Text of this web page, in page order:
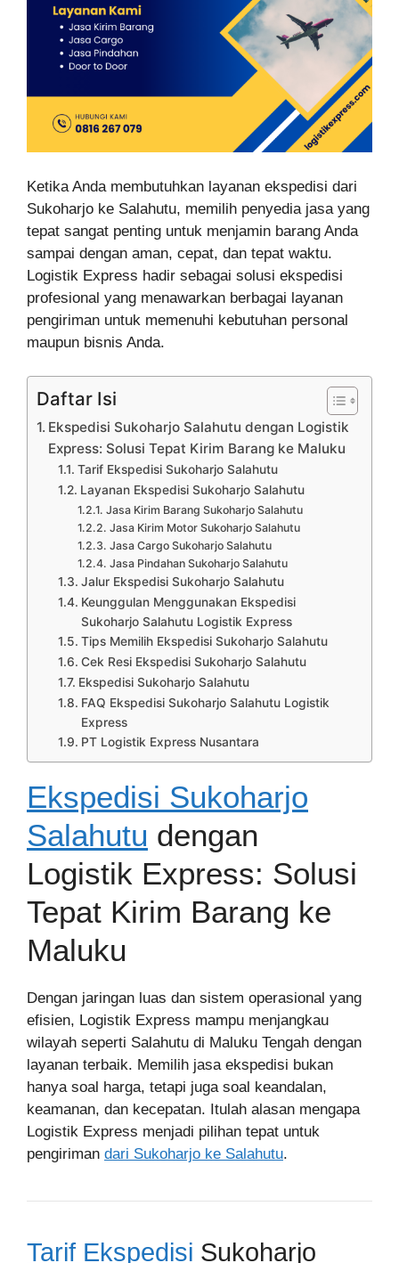
Ketika Anda membutuhkan layanan ekspedisi dari
Sukoharjo ke Salahutu, memilih penyedia jasa yang
tepat sangat penting untuk menjamin barang Anda
sampai dengan aman, cepat, dan tepat waktu.
Logistik Express hadir sebagai solusi ekspedisi
profesional yang menawarkan berbagai layanan
pengiriman untuk memenuhi kebutuhan personal
maupun bisnis Anda.
Daftar Isi
Ekspedisi Sukoharjo Salahutu dengan Logistik
Express: Solusi Tepat Kirim Barang ke Maluku
Tarif Ekspedisi Sukoharjo Salahutu
Layanan Ekspedisi Sukoharjo Salahutu
Jasa Kirim Barang Sukoharjo Salahutu
Jasa Kirim Motor Sukoharjo Salahutu
Jasa Cargo Sukoharjo Salahutu
Jasa Pindahan Sukoharjo Salahutu
Jalur Ekspedisi Sukoharjo Salahutu
Keunggulan Menggunakan Ekspedisi
Sukoharjo Salahutu Logistik Express
Tips Memilih Ekspedisi Sukoharjo Salahutu
Cek Resi Ekspedisi Sukoharjo Salahutu
Ekspedisi Sukoharjo Salahutu
FAQ Ekspedisi Sukoharjo Salahutu Logistik
Express
PT Logistik Express Nusantara
Ekspedisi Sukoharjo
Salahutu dengan
Logistik Express: Solusi
Tepat Kirim Barang ke
Maluku
Dengan jaringan luas dan sistem operasional yang
efisien, Logistik Express mampu menjangkau
wilayah seperti Salahutu di Maluku Tengah dengan
layanan terbaik. Memilih jasa ekspedisi bukan
hanya soal harga, tetapi juga soal keandalan,
keamanan, dan kecepatan. Itulah alasan mengapa
Logistik Express menjadi pilihan tepat untuk
pengiriman dari Sukoharjo ke Salahutu.
Tarif Ekspedisi Sukoharjo